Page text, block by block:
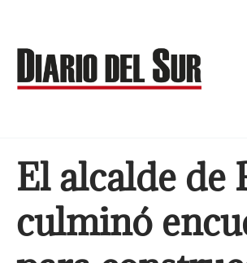
contenido
El alcalde de
culminó